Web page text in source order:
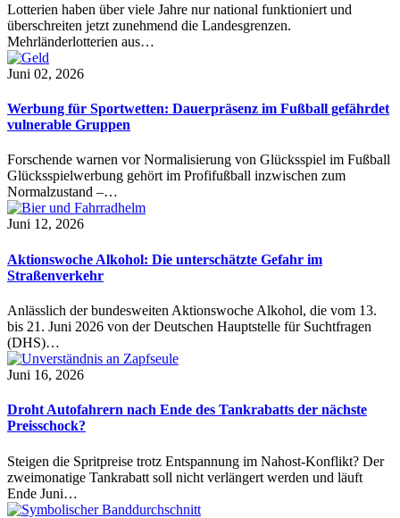
Lotterien haben über viele Jahre nur national funktioniert und
überschreiten jetzt zunehmend die Landesgrenzen.
Mehrländerlotterien aus…
Juni 02, 2026
Werbung für Sportwetten: Dauerpräsenz im Fußball gefährdet
vulnerable Gruppen
Forschende warnen vor Normalisierung von Glücksspiel im Fußball
Glücksspielwerbung gehört im Profifußball inzwischen zum
Normalzustand –…
Juni 12, 2026
Aktionswoche Alkohol: Die unterschätzte Gefahr im
Straßenverkehr
Anlässlich der bundesweiten Aktionswoche Alkohol, die vom 13.
bis 21. Juni 2026 von der Deutschen Hauptstelle für Suchtfragen
(DHS)…
Juni 16, 2026
Droht Autofahrern nach Ende des Tankrabatts der nächste
Preisschock?
Steigen die Spritpreise trotz Entspannung im Nahost-Konflikt? Der
zweimonatige Tankrabatt soll nicht verlängert werden und läuft
Ende Juni…